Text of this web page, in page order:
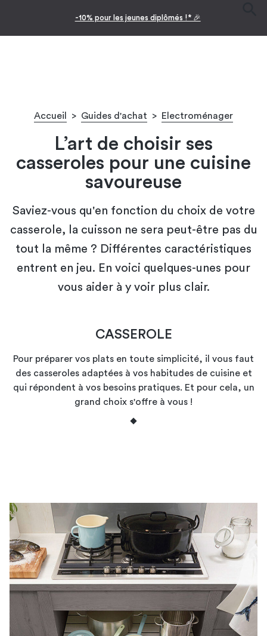
-10% pour les jeunes diplômés !* 🎉
Accueil > Guides d'achat > Electroménager
L’art de choisir ses
casseroles pour une cuisine
savoureuse
Saviez-vous qu'en fonction du choix de votre
casserole, la cuisson ne sera peut-être pas du
tout la même ? Différentes caractéristiques
entrent en jeu. En voici quelques-unes pour
vous aider à y voir plus clair.
CASSEROLE
Pour préparer vos plats en toute simplicité, il vous faut
des casseroles adaptées à vos habitudes de cuisine et
qui répondent à vos besoins pratiques. Et pour cela, un
grand choix s'offre à vous !